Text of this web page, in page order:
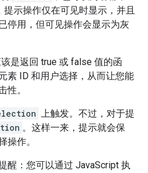
示操作仅在可见时显示，并且
停用，但可见操作会显示为灰
是返回 true 或 false 值的函
素 ID 和用户选择，从而让您能
性。
上触发。不过，对于提
。这样一来，提示就会保
操作。
醒：您可以通过 JavaScript 执